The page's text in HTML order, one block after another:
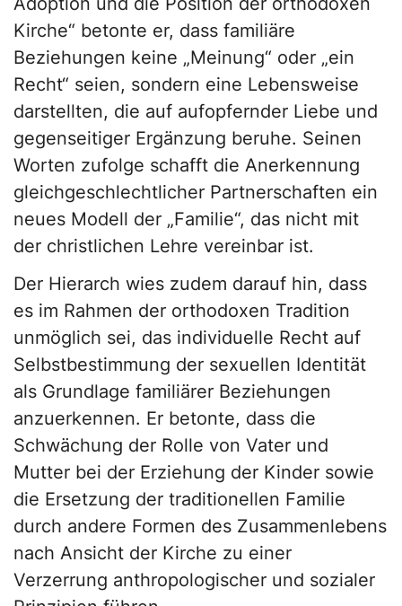
Kirche“ betonte er, dass familiäre
Beziehungen keine „Meinung“ oder „ein
Recht“ seien, sondern eine Lebensweise
darstellten, die auf aufopfernder Liebe und
gegenseitiger Ergänzung beruhe. Seinen
Worten zufolge schafft die Anerkennung
gleichgeschlechtlicher Partnerschaften ein
neues Modell der „Familie“, das nicht mit
der christlichen Lehre vereinbar ist.
Der Hierarch wies zudem darauf hin, dass
es im Rahmen der orthodoxen Tradition
unmöglich sei, das individuelle Recht auf
Selbstbestimmung der sexuellen Identität
als Grundlage familiärer Beziehungen
anzuerkennen. Er betonte, dass die
Schwächung der Rolle von Vater und
Mutter bei der Erziehung der Kinder sowie
die Ersetzung der traditionellen Familie
durch andere Formen des Zusammenlebens
nach Ansicht der Kirche zu einer
Verzerrung anthropologischer und sozialer